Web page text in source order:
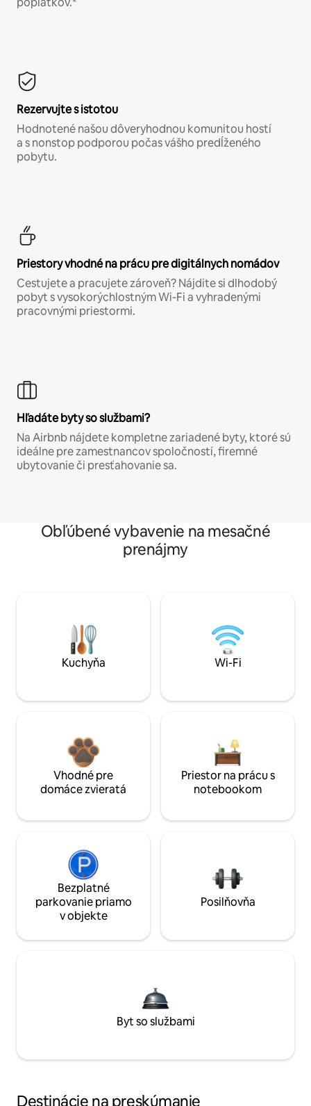
Rezervujte s istotou
Hodnotené našou dôveryhodnou komunitou hostí
a s nonstop podporou počas vášho predĺženého
pobytu.
Priestory vhodné na prácu pre digitálnych nomádov
Cestujete a pracujete zároveň? Nájdite si dlhodobý
pobyt s vysokorýchlostným Wi-Fi a vyhradenými
pracovnými priestormi.
Hľadáte byty so službami?
Na Airbnb nájdete kompletne zariadené byty, ktoré sú
ideálne pre zamestnancov spoločností, firemné
ubytovanie či presťahovanie sa.
Obľúbené vybavenie na mesačné
prenájmy
Kuchyňa Wi-Fi
Vhodné pre
domáce zvieratá
Priestor na prácu s
notebookom
Bezplatné
parkovanie priamo
v objekte
Posilňovňa
Byt so službami
Destinácie na preskúmanie